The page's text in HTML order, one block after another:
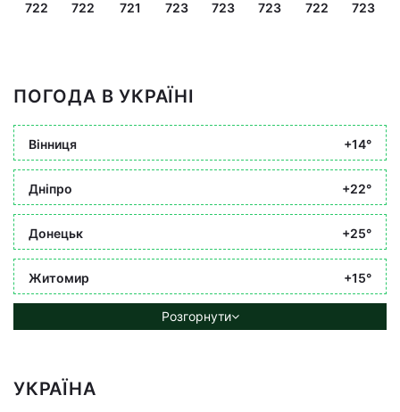
722 722 721 723 723 723 722 723
ПОГОДА В УКРАЇНІ
Вінниця +14°
Дніпро +22°
Донецьк +25°
Житомир +15°
Розгорнути
УКРАЇНА